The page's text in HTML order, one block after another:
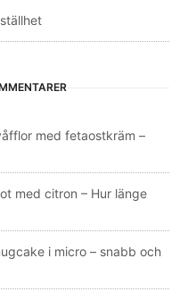
med fetaostkräm –
med citron – Hur länge
i micro – snabb och